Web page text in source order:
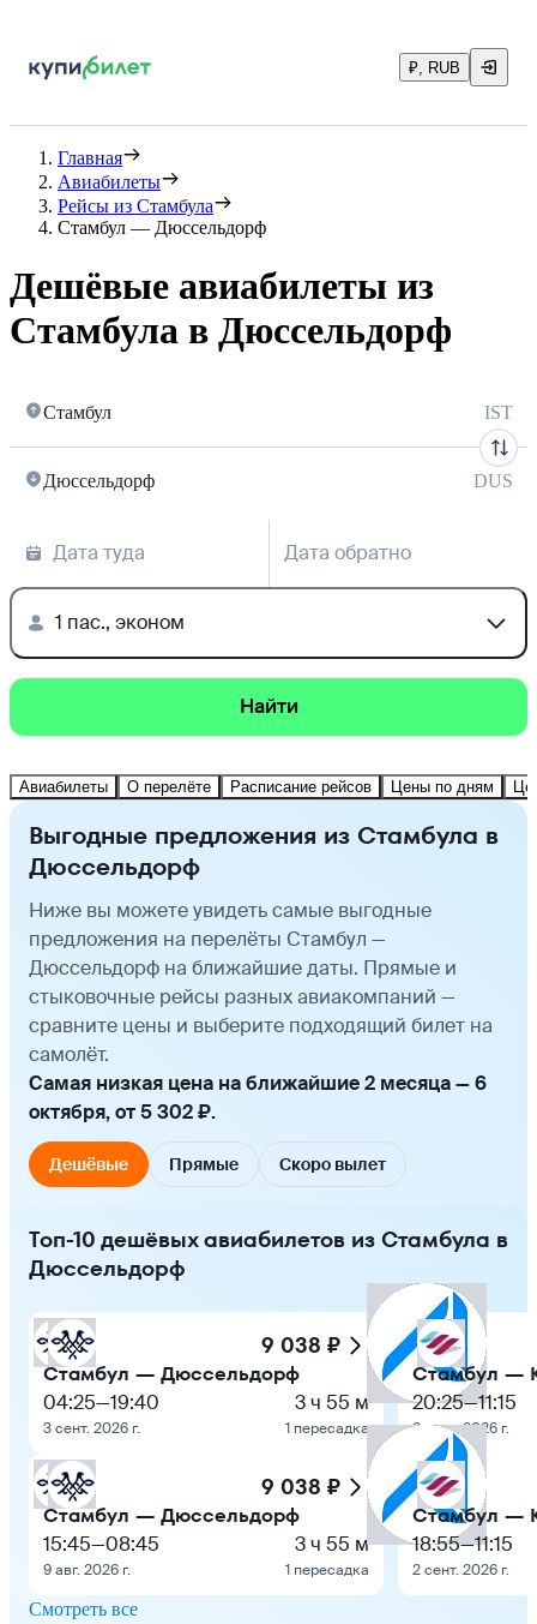
₽, RUB
Главная
Авиабилеты
Рейсы из Стамбула
Стамбул — Дюссельдорф
Дешёвые авиабилеты из
Стамбула в Дюссельдорф
Стамбул IST
Дюссельдорф DUS
Дата туда Дата обратно
1 пас., эконом
Найти
Авиабилеты О перелёте Расписание рейсов Цены по дням
Выгодные предложения из Стамбула в
Дюссельдорф
Ниже вы можете увидеть самые выгодные
предложения на перелёты Стамбул —
Дюссельдорф на ближайшие даты. Прямые и
стыковочные рейсы разных авиакомпаний —
сравните цены и выберите подходящий билет на
самолёт.
Самая низкая цена на ближайшие 2 месяца — 6
октября, от 5 302 ₽.
Дешёвые Прямые Скоро вылет
Топ-10 дешёвых авиабилетов из Стамбула в
Дюссельдорф
9 038 ₽
Стамбул — Дюссельдорф
04:25—19:40
3 сент. 2026 г.
3 ч 55 м
1 пересадка
9 038 ₽
Стамбул — Дюссельдорф
15:45—08:45
9 авг. 2026 г.
3 ч 55 м
1 пересадка
Стамбул —
20:25—11:15
2 сент. 2026 г.
Стамбул —
18:55—11:15
2 сент. 2026 г.
Смотреть все